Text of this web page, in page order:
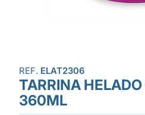
REF. ELAT2306
TARRINA
360ML